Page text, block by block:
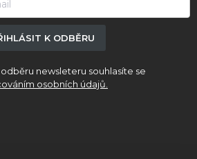
K ODBĚRU
newsleteru souhlasíte se
osobních údajů.